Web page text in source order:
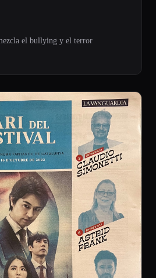
el bullying y el terror